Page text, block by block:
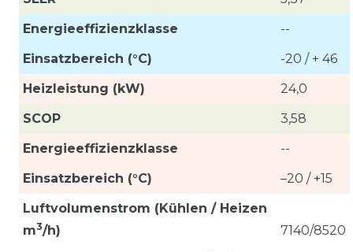
Energieeffizienzklasse
--
Einsatzbereich (°C)
-20 / + 46
Heizleistung (kW)
24,0
SCOP
3,58
Energieeffizienzklasse
--
Einsatzbereich (°C)
–20 / +15
Luftvolumenstrom (Kühlen / Heizen
m3/h)
7140/8520